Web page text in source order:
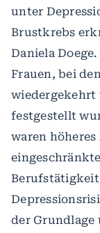
unter
Brustkrebs
Daniela
Frauen, bei
wiedergekehrt
festgestellt
waren
der Grundlage